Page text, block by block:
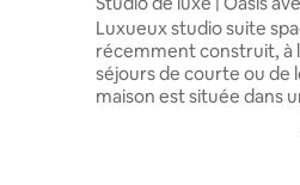
îlot | Refuge douillet |
Luxueux studio suite
récemment construit, à
séjours de courte ou de
maison est située dans
privilégié de North Legon. Situé à 9,5
de l’aéroport